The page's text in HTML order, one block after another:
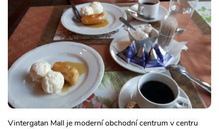
Vintergatan Mall je moderní obchodní centrum v centru